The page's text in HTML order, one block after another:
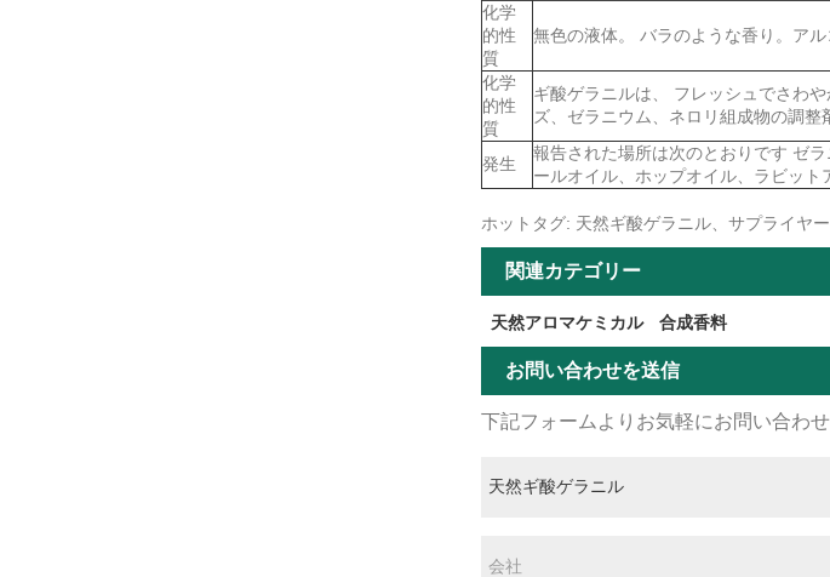
化学
的性
質
無色の液体。 バラのような香り。ア
化学
的性
質
ギ酸ゲラニルは、 フレッシュでさわ
ズ、ゼラニウム、ネロリ組成物の調整
発生
報告された場所は次のとおりです ゼ
ールオイル、ホップオイル、ラビッ
ホットタグ: 天然ギ酸ゲラニル、サプライヤ
関連カテゴリー
天然アロマケミカル 合成香料
お問い合わせを送信
下記フォームよりお気軽にお問い合わ